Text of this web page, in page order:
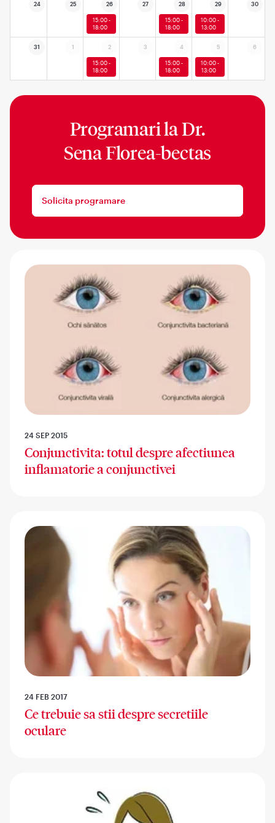
24 25 26 27 28 29 30
15:00 -
18:00
15:00 -
18:00
10:00 -
13:00
31 1 2 3 4 5 6
15:00 -
18:00
15:00 -
18:00
10:00 -
13:00
Programari laDr.
Sena Florea-bectas
Solicita programare
24 SEP 2015
Conjunctivita: totul despre afectiunea
inflamatorie a conjunctivei
24 FEB 2017
Ce trebuie sa stii despre secretiile
oculare